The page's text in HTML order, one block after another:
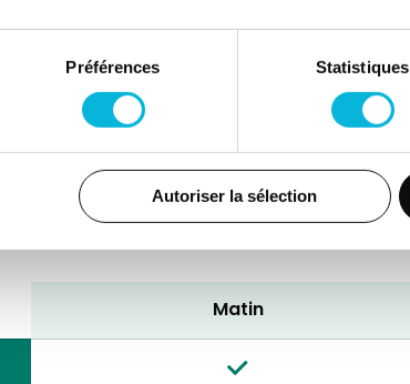
Préférences Statistiques
Autoriser la sélection
Matin